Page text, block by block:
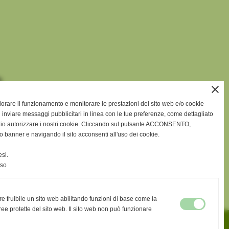
e
close
il funzionamento e monitorare le prestazioni del sito web e/o cookie
messaggi pubblicitari in linea con le tue preferenze, come dettagliato
autorizzare i nostri cookie. Cliccando sul pulsante ACCONSENTO,
banner e navigando il sito acconsenti all'uso dei cookie.
fruibile un sito web abilitando funzioni di base come la
protette del sito web. Il sito web non può funzionare